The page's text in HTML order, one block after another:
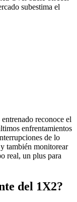
subestima el
reconoce el
enfrentamientos
de lo
también monitorear
real, un plus para
del 1X2?